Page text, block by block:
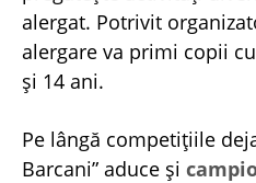
alergat. Potrivit
alergare va primi copii
și 14 ani.
Pe lângă competițiile
Barcani” aduce și